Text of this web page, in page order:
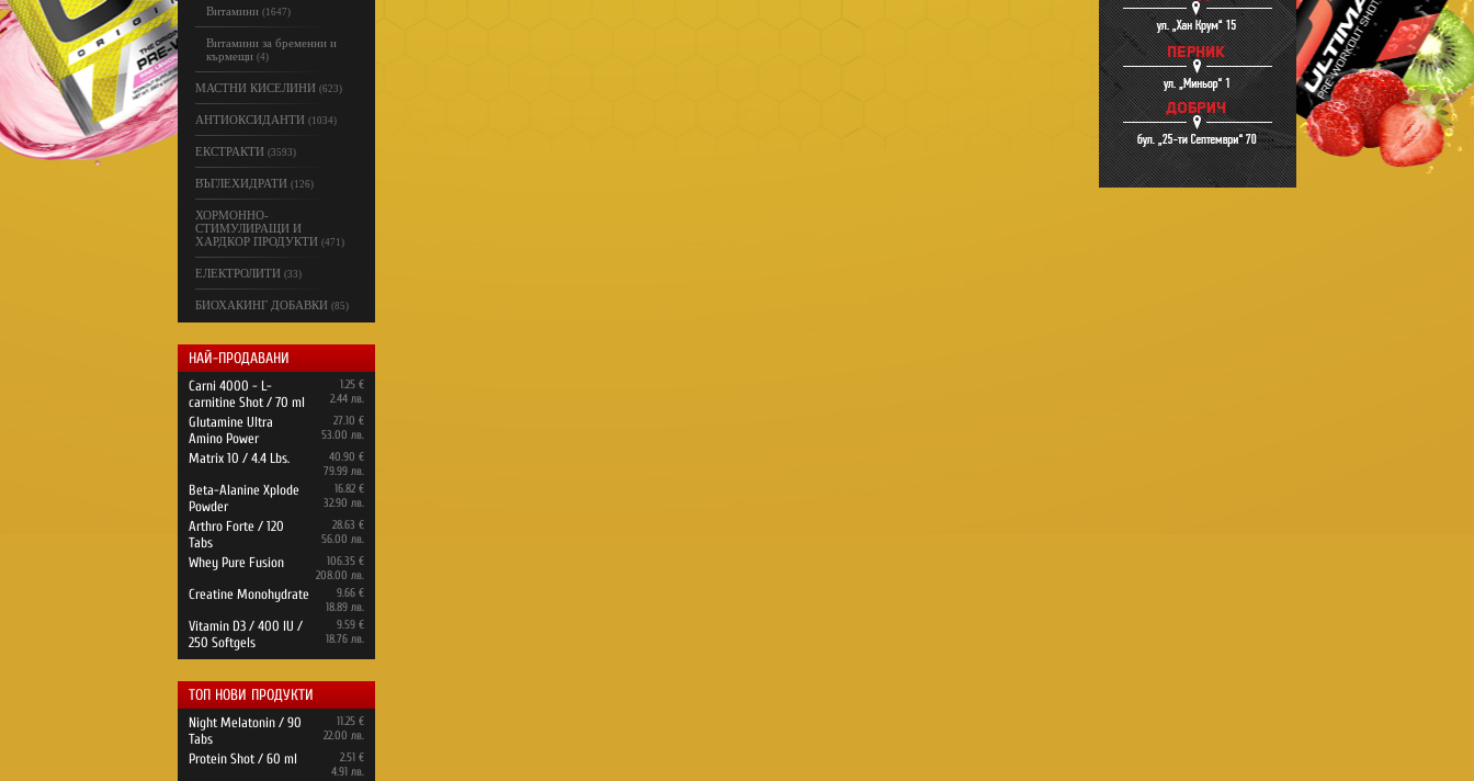
Витамини (1647)
Витамини за бременни и
кърмещи (4)
МАСТНИ КИСЕЛИНИ (623)
АНТИОКСИДАНТИ (1034)
ЕКСТРАКТИ (3593)
ВЪГЛЕХИДРАТИ (126)
ХОРМОННО-
СТИМУЛИРАЩИ И
ХАРДКОР ПРОДУКТИ (471)
ЕЛЕКТРОЛИТИ (33)
БИОХАКИНГ ДОБАВКИ (85)
НАЙ-ПРОДАВАНИ
Carni 4000 - L-
carnitine Shot / 70 ml
1.25 €
2.44 лв.
Glutamine Ultra
Amino Power
27.10 €
53.00 лв.
Matrix 10 / 4.4 Lbs.
40.90 €
79.99 лв.
Beta-Alanine Xplode
Powder
16.82 €
32.90 лв.
Arthro Forte / 120
Tabs
28.63 €
56.00 лв.
Whey Pure Fusion
106.35 €
208.00 лв.
Creatine Monohydrate
9.66 €
18.89 лв.
Vitamin D3 / 400 IU /
250 Softgels
9.59 €
18.76 лв.
ТОП НОВИ ПРОДУКТИ
Night Melatonin / 90
Tabs
11.25 €
22.00 лв.
Protein Shot / 60 ml
2.51 €
4.91 лв.